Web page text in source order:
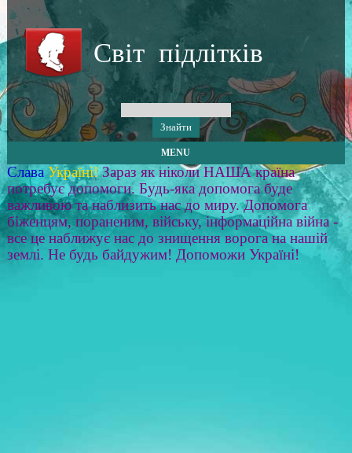
Світ підлітків
MENU
Слава Україні! Зараз як ніколи НАША країна
потребує допомоги. Будь-яка допомога буде
важливою та наблизить нас до миру. Допомога
біженцям, пораненим, війську, інформаційна війна -
все це наближує нас до знищення ворога на нашій
землі. Не будь байдужим! Допоможи Україні!